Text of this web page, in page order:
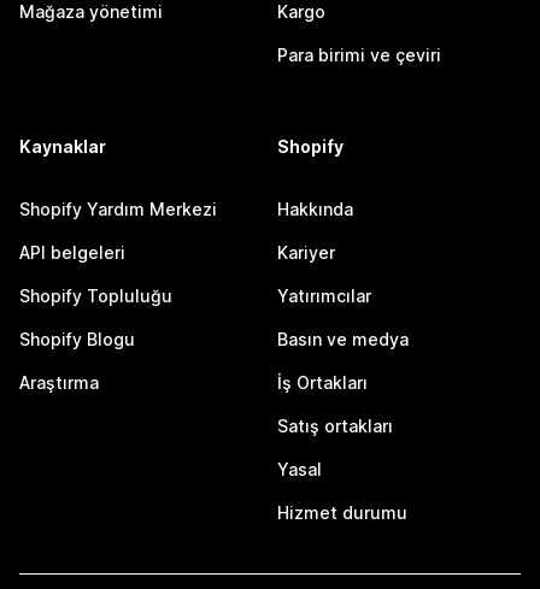
Mağaza yönetimi Kargo
Para birimi ve çeviri
Kaynaklar
Shopify Yardım Merkezi
API belgeleri
Shopify Topluluğu
Shopify Blogu
Araştırma
Shopify
Hakkında
Kariyer
Yatırımcılar
Basın ve medya
İş Ortakları
Satış ortakları
Yasal
Hizmet durumu